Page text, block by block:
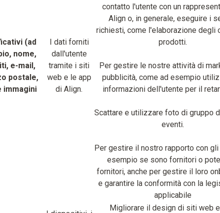
(ad
nome,
e-mail,
postale,
immagini
I dati forniti
dall'utente
tramite i siti
web e le app
di Align.
contatto l'utente con un
Align o, in generale, eseguire i
richiesti, come l'elaborazione degli
prodotti.
Per gestire le nostre attività di
pubblicità, come ad esempio
informazioni dell'utente per il
Scattare e utilizzare foto di gruppo
eventi.
Per gestire il nostro rapporto con gli
esempio se sono fornitori o
fornitori, anche per gestire il loro
e garantire la conformità con la
applicabile
Migliorare il design di siti web